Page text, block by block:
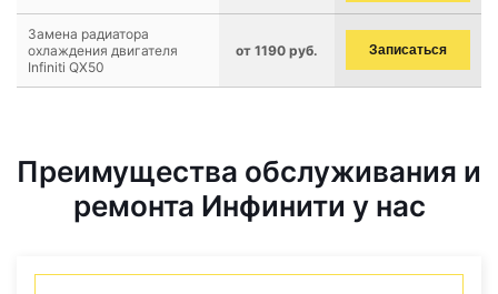
Замена радиатора
охлаждения двигателя
Infiniti QX50
от 1190 руб. Записаться
Преимущества обслуживания и
ремонта Инфинити у нас